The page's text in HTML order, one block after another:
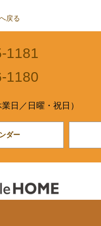
戻る
1181
1180
日／日曜・祝日）
ダー